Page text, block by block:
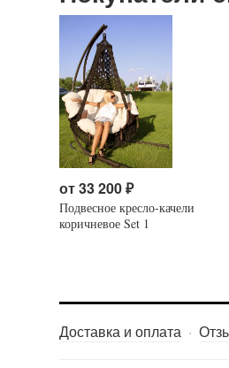
от33 200₽
Подвесное кресло-качели
коричневое Set 1
Доставка и оплата